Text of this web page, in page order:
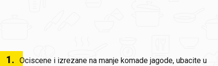
1. Ociscene i izrezane na manje komade jagode, ubacite u